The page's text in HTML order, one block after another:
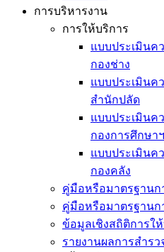
การบริหารงาน
การให้บริการ
แบบประเมินค
กองช่าง
แบบประเมินค
สำนักปลัด
แบบประเมินค
กองการศึกษาฯ
แบบประเมินค
กองคลัง
คู่มือหรือมาตรฐานก
คู่มือหรือมาตรฐานก
ข้อมูลเชิงสถิติการใ
รายงานผลการสำร